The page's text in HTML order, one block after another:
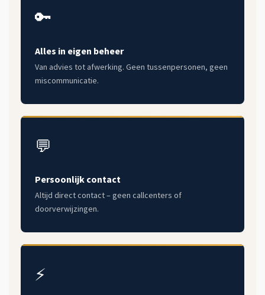
🔑
Alles in eigen beheer
Van advies tot afwerking. Geen tussenpersonen, geen
miscommunicatie.
💬
Persoonlijk contact
Altijd direct contact – geen callcenters of
doorverwijzingen.
⚡